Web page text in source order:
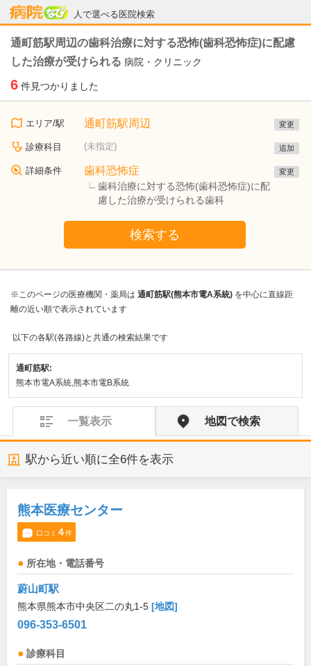
人で選べる医院検索
病院なび
通町筋駅周辺の歯科治療に対する恐怖(歯科恐怖症)に配慮
した治療が受けられる 病院・クリニック
6 件見つかりました
エリア/駅 通町筋駅周辺 変更
診療科目 (未指定) 追加
詳細条件 歯科恐怖症
歯科治療に対する恐怖(歯科恐怖症)に配
慮した治療が受けられる歯科
変更
検索する
※このページの医療機関・薬局は 通町筋駅(熊本市電A系統) を中心に直線距
離の近い順で表示されています
以下の各駅(各路線)と共通の検索結果です
通町筋駅:
熊本市電A系統,熊本市電B系統
一覧表示 地図で検索
駅から近い順に全6件を表示
熊本医療センター
口コミ 4件
所在地・電話番号
蔚山町駅
熊本県熊本市中央区二の丸1-5 [地図]
096-353-6501
診療科目